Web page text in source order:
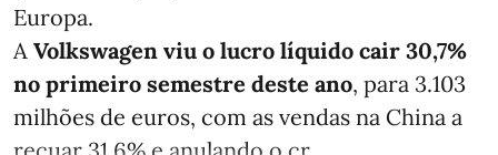
Europa.
A Volkswagen viu o lucro líquido cair 30,7%
no primeiro semestre deste ano, para 3.103
milhões de euros, com as vendas na China a